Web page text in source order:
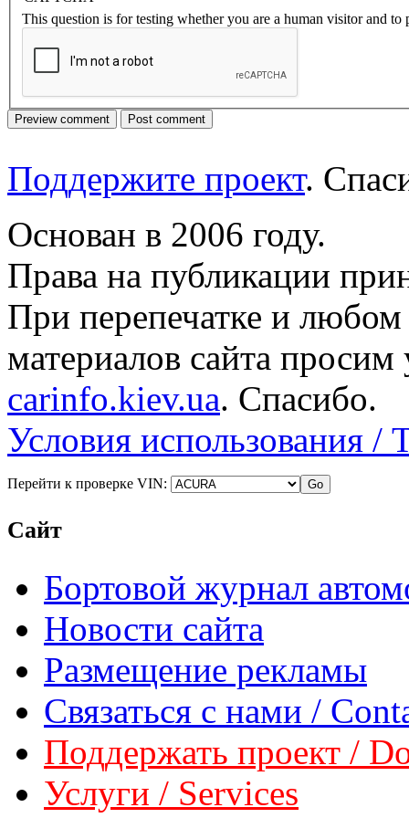
This question is for testing whether you are a human visitor and to
Поддержите проект.
Основан в 2006 году.
Права на публикации
При перепечатке и
материалов сайта просим
carinfo.kiev.ua. Спасибо.
Условия использования /
Перейти к проверке VIN:
Сайт
Бортовой журнал
Новости сайта
Размещение рекламы
Связаться с нами /
Поддержать проект /
Услуги / Services